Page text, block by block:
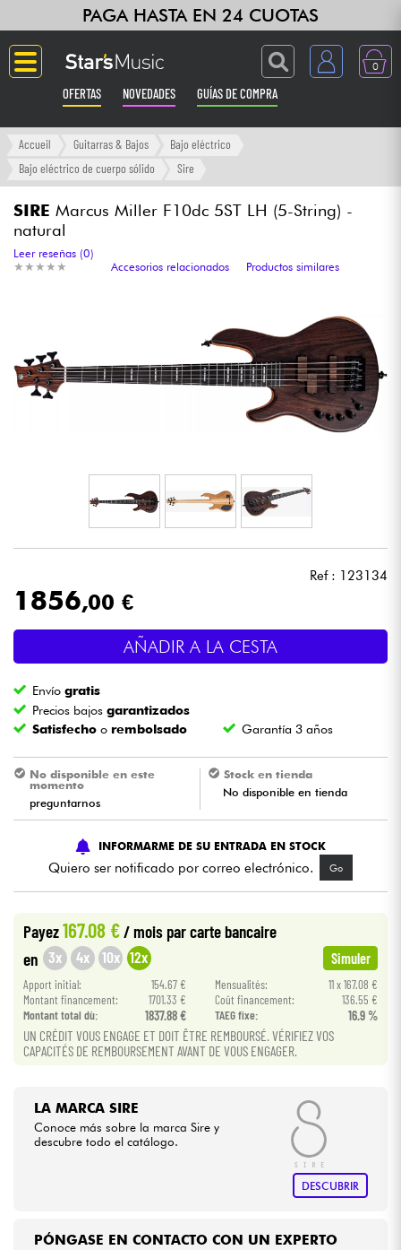
PAGA HASTA EN 24 CUOTAS
0
OFERTAS NOVEDADES GUÍAS DE COMPRA
Langue
Grabación
Luces
Batería y percusión
Vientos
Niños
Cables & Acces.
HiFi
Bundle
Ver nuestras marcas
Accueil Guitarras & Bajos
Bajo eléctrico
Bajo eléctrico de cuerpo sólido
Sire
SIRE Marcus Miller F10dc 5ST LH (5-String) -
natural
★ ★ ★ ★ ★
★ ★ ★ ★ ★
Leer reseñas (0)
Accesorios relacionados
Productos similares
Ref : 123134
1856,00 €
AÑADIR A LA CESTA
Envíogratis
Precios bajosgarantizados
Satisfecho o rembolsado Garantía 3 años
No disponible en este
momento
preguntarnos
Stock en tienda
No disponible en tienda
INFORMARME DE SU ENTRADA EN STOCK
Quiero ser notificado por correo electrónico. Go
Payez167.08 € / mois par carte bancaire
en 3x 4x 10x 12x Simuler
Apport initial: 154.67 € Mensualités:
11 x 167.08 €
Montant financement:
1701.33 € Coût financement:
136.55 €
Montant total dù:
1837.88 € TAEG fixe: 16.9 %
UN CRÉDIT VOUS ENGAGE ET DOIT ÊTRE REMBOURSÉ. VÉRIFIEZ VOS
CAPACITÉS DE REMBOURSEMENT AVANT DE VOUS ENGAGER.
LA MARCA SIRE
Conoce más sobre la marca Sire y
descubre todo el catálogo.
DESCUBRIR
PÓNGASE EN CONTACTO CON UN EXPERTO